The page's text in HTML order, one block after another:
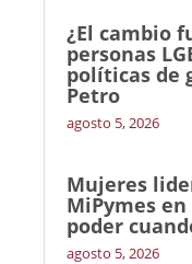
¿El cambio
personas
políticas de
Petro
agosto 5, 2026
Mujeres
MiPymes
poder
agosto 5, 2026